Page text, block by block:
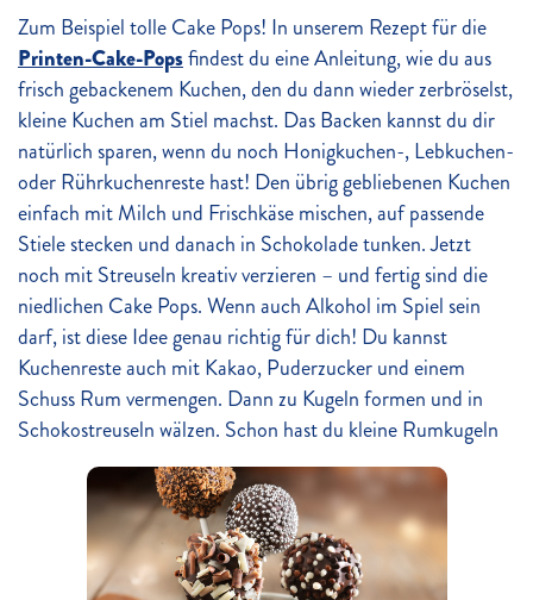
Zum Beispiel tolle Cake Pops! In unserem Rezept für die
Printen-Cake-Popsfindest du eine Anleitung, wie du aus
frisch gebackenem Kuchen, den du dann wieder zerbröselst,
kleine Kuchen am Stiel machst. Das Backen kannst du dir
natürlich sparen, wenn du noch Honigkuchen-, Lebkuchen-
oder Rührkuchenreste hast! Den übrig gebliebenen Kuchen
einfach mit Milch und Frischkäse mischen, auf passende
Stiele stecken und danach in Schokolade tunken. Jetzt
noch mit Streuseln kreativ verzieren – und fertig sind die
niedlichen Cake Pops. Wenn auch Alkohol im Spiel sein
darf, ist diese Idee genau richtig für dich! Du kannst
Kuchenreste auch mit Kakao, Puderzucker und einem
Schuss Rum vermengen. Dann zu Kugeln formen und in
Schokostreuseln wälzen. Schon hast du kleine Rumkugeln